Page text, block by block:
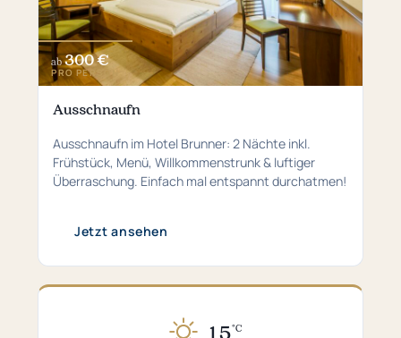
ab 300 €
PRO PERSON
Ausschnaufn
Ausschnaufn im Hotel Brunner: 2 Nächte inkl.
Frühstück, Menü, Willkommenstrunk & luftiger
Überraschung. Einfach mal entspannt durchatmen!
Jetzt ansehen
15°C